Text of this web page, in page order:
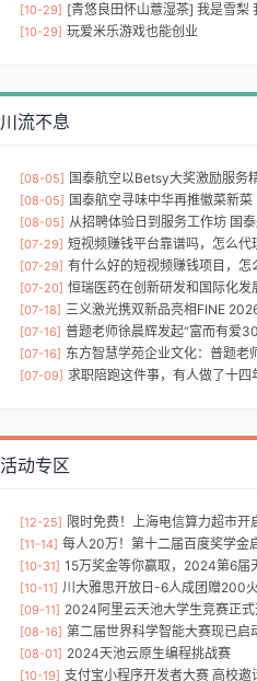
[10-29] [青悠良田怀山薏湿茶] 我是雪梨
[10-29] 玩爱米乐游戏也能创业
川流不息
[08-05] 国泰航空以Betsy大奖激励服务精神
[08-05] 国泰航空寻味中华再推徽菜新菜 内地
[08-05] 从招聘体验日到服务工作坊 国泰航空
[07-29] 短视频赚钱平台靠谱吗，怎么代理
[07-29] 有什么好的短视频赚钱项目，怎
[07-20] 恒瑞医药在创新研发和国际化发展方面已取得哪些具体
[07-18] 三义激光携双新品亮相FINE 2026
[07-16] 普题老师徐晨辉发起“富而有爱301公益工
[07-16] 东方智慧学苑企业文化：普题老师种下爱、信任、付
[07-09] 求职陪跑这件事，有人做了十四
活动专区
[12-25] 限时免费！上海电信算力超市开启，
[11-14] 每人20万！第十二届百度奖学金
[10-31] 15万奖金等你赢取，2024第6届天池全
[10-11] 川大雅思开放日-6人成团赠200火锅
[09-11] 2024阿里云天池大学生竞赛正
[08-16] 第二届世界科学智能大赛现已启动！五大赛道，丰
[08-01] 2024天池云原生编程挑战赛
[10-19] 支付宝小程序开发者大赛 高校邀